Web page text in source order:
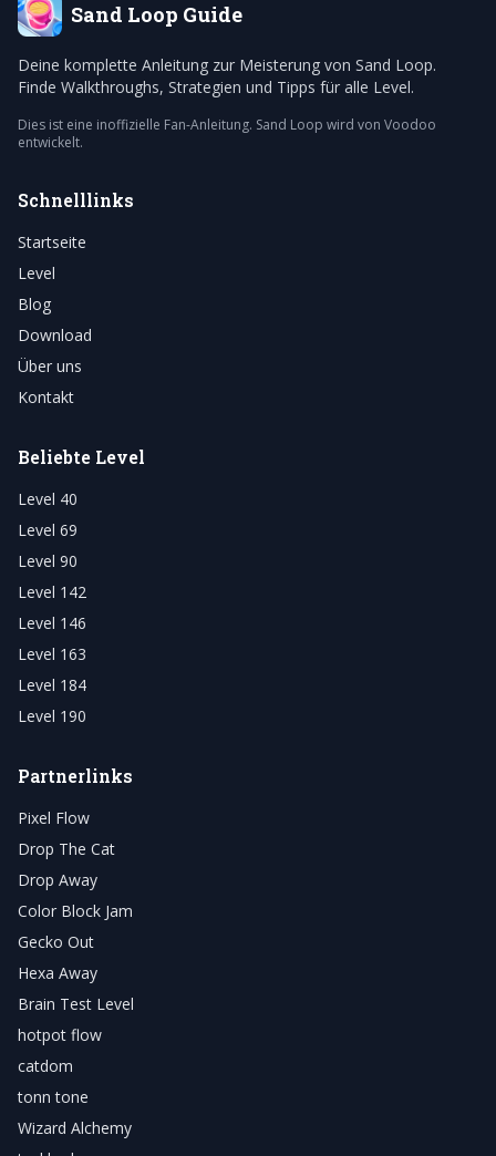
Sand Loop Guide
Deine komplette Anleitung zur Meisterung von Sand Loop.
Finde Walkthroughs, Strategien und Tipps für alle Level.
Dies ist eine inoffizielle Fan-Anleitung. Sand Loop wird von Voodoo
entwickelt.
Schnelllinks
Startseite
Level
Blog
Download
Über uns
Kontakt
Beliebte Level
Level 40
Level 69
Level 90
Level 142
Level 146
Level 163
Level 184
Level 190
Partnerlinks
Pixel Flow
Drop The Cat
Drop Away
Color Block Jam
Gecko Out
Hexa Away
Brain Test Level
hotpot flow
catdom
tonn tone
Wizard Alchemy